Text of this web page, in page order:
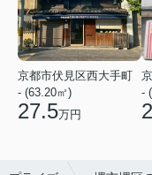
京都市伏見区西大手町
- (63.20㎡)
27.5万円
-